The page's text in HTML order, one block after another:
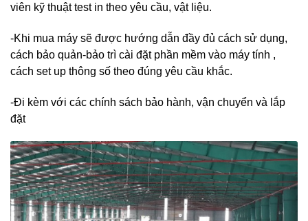
viên kỹ thuật test in theo yêu cầu, vật liệu.
-Khi mua máy sẽ được hướng dẫn đầy đủ cách sử dụng,
cách bảo quản-bảo trì cài đặt phần mềm vào máy tính ,
cách set up thông số theo đúng yêu cầu khắc.
-Đi kèm với các chính sách bảo hành, vận chuyển và lắp
đặt